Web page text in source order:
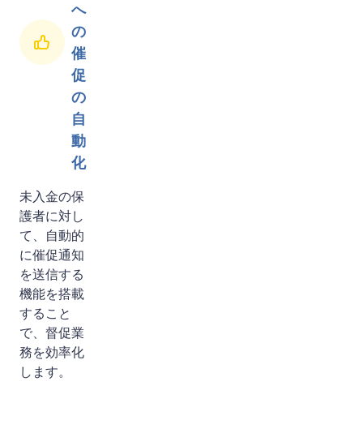
へ
の
催
促
の
自
動
化
未入金の保
護者に対し
て、自動的
に催促通知
を送信する
機能を搭載
すること
で、督促業
務を効率化
します。